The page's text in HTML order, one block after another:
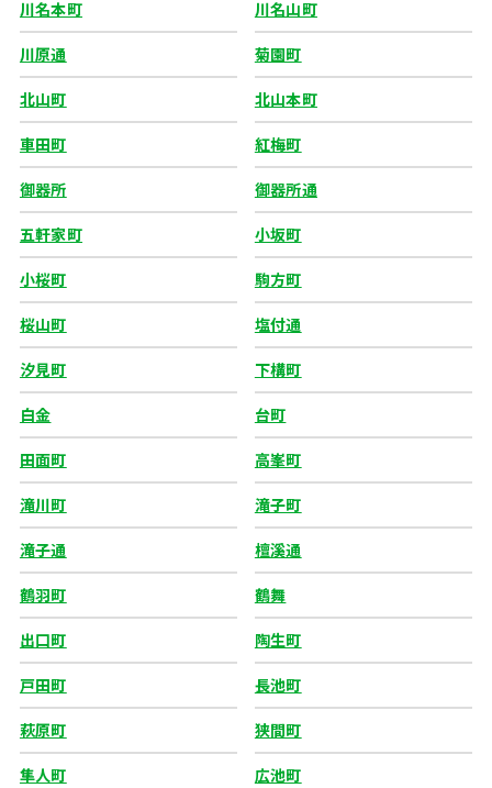
川名本町 川名山町
川原通 菊園町
北山町 北山本町
車田町 紅梅町
御器所 御器所通
五軒家町 小坂町
小桜町 駒方町
桜山町 塩付通
汐見町 下構町
白金 台町
田面町 高峯町
滝川町 滝子町
滝子通 檀溪通
鶴羽町 鶴舞
出口町 陶生町
戸田町 長池町
萩原町 狭間町
隼人町 広池町